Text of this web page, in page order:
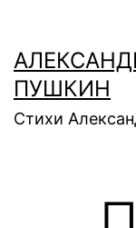
содержимому
ПУШКИН
Стихи